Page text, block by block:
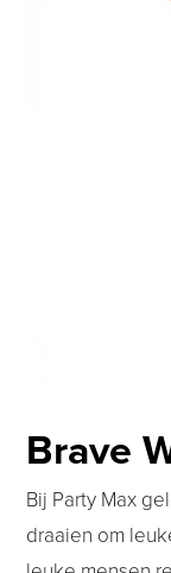
Brave
Bij Party Max
draaien om